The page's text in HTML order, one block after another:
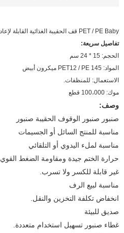
PET / PE Baby قف الحقيبة الغذائية القابلة لإعادة الاستخدام ، وحقيبة صنبور الجانب
تفاصيل سريعة:
الحجم: 15 * 24 سم
المواد: PET12 / PE 145 ميكرون أبيض
الاستعمال: للمنظفات.
موك: 100،000 قطع
وصف:
صنبور صنبور الوقوف الحقيبة صنبور
مناسبة للمنتج السائل أو الجسيمات
مناسبة لملء اليدوي أو التلقائي
حرارة الختم جيدة ومقاومة الضغط القوي
غير قابلة للكسر ولا تسرب.
مناسبة لبيع الرف
انخفاض تكلفة التخزين والنقل.
صديق للبيئة
غطاء صنبور تسهيل استخدام متعددة.